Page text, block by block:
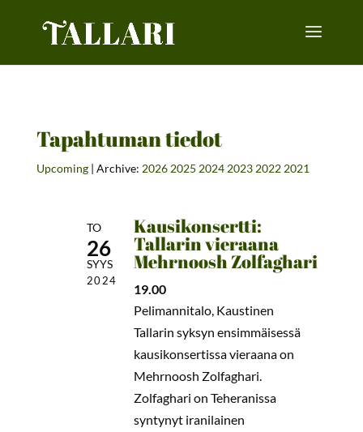
Tapahtuman tiedot
Upcoming| Archive: 2026 2025 2024 2023 2022 2021
TO
26
SYYS
2024
Kausikonsertti:
Tallarin vieraana
Mehrnoosh Zolfaghari
19.00
Pelimannitalo, Kaustinen
Tallarin syksyn ensimmäisessä
kausikonsertissa vieraana on
Mehrnoosh Zolfaghari.
Zolfaghari on Teheranissa
syntynyt iranilainen